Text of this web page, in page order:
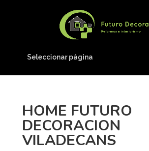
Seleccionar página
HOME FUTURO
DECORACION
VILADECANS